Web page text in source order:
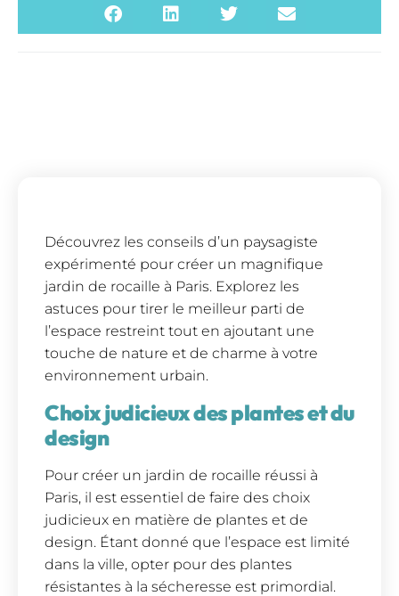
Découvrez les conseils d’un paysagiste
expérimenté pour créer un magnifique
jardin de rocaille à Paris. Explorez les
astuces pour tirer le meilleur parti de
l’espace restreint tout en ajoutant une
touche de nature et de charme à votre
environnement urbain.
Choix judicieux des plantes et du
design
Pour créer un jardin de rocaille réussi à
Paris, il est essentiel de faire des choix
judicieux en matière de plantes et de
design. Étant donné que l’espace est limité
dans la ville, opter pour des plantes
résistantes à la sécheresse est primordial.